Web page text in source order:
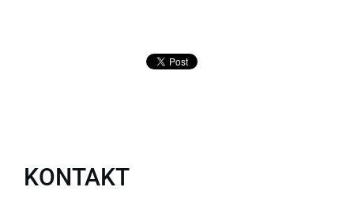
KONTAKT